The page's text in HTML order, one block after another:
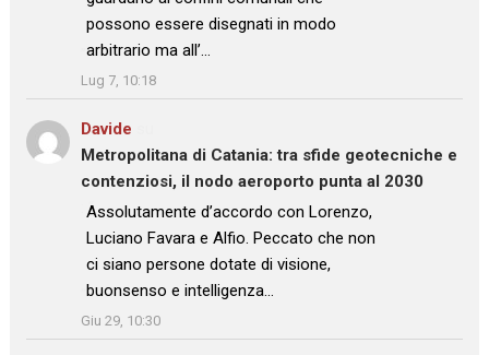
possono essere disegnati in modo
arbitrario ma all’…
”
Lug 7, 10:18
Davide
Metropolitana di Catania: tra sfide geotecniche e
contenziosi, il nodo aeroporto punta al 2030
: “
Assolutamente d’accordo con Lorenzo,
Luciano Favara e Alfio. Peccato che non
ci siano persone dotate di visione,
buonsenso e intelligenza…
”
Giu 29, 10:30